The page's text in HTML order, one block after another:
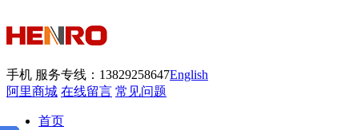
手机 服务专线：13829258647English
阿里商城 在线留言 常见问题
首页